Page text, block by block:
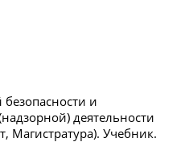
и
деятельности
Магистратура). Учебник.